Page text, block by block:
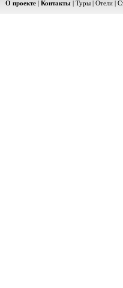
О проекте | Контакты | Туры | Отели |